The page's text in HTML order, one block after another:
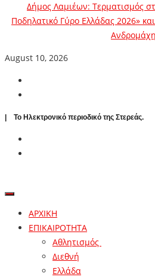
Δήμος Λαμιέων: Τερματισμός
Ποδηλατικό Γύρο Ελλάδας 2026»
Ανδρομάχη
August 10, 2026
| To Ηλεκτρονικό περιοδικό της Στερεάς.
ΑΡΧΙΚΗ
ΕΠΙΚΑΙΡΟΤΗΤΑ
Αθλητισμός
Διεθνή
Ελλάδα